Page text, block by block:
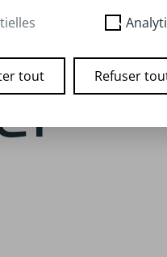
tout Refuser